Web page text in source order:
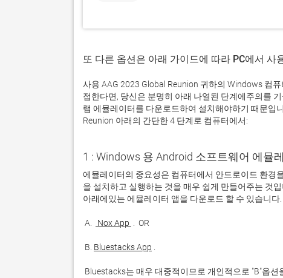
또 다른 옵션은 아래 가이드에 따라 PC에서 사
사용 AAG 2023 Global Reunion 귀하의 Windows 컴
접한다면, 당신은 분명히 아래 나열된 단계에주의를
램 에뮬레이터를 다운로드하여 설치해야하기 때문입
Reunion 아래의 간단한 4 단계로 컴퓨터에서:
1 : Windows 용 Android 소프트웨어 에뮬
에뮬레이터의 중요성은 컴퓨터에서 안드로이드 환경
을 설치하고 실행하는 것을 매우 쉽게 만들어주는 것
A. Nox App
B. Bluestacks App